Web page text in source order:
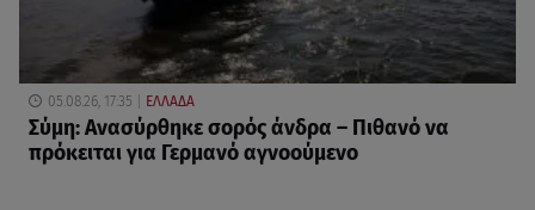
05.08.26, 17:35 ΕΛΛΑΔΑ
Σύμη: Ανασύρθηκε σορός άνδρα – Πιθανό να
πρόκειται για Γερμανό αγνοούμενο